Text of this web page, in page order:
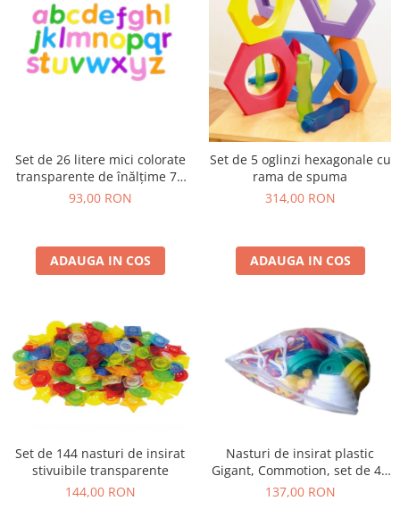
Set de 26 litere mici colorate
transparente de înălțime 70
mm, TickiT
93,00 RON
ADAUGA IN COS
Set de 5 oglinzi hexagonale cu
rama de spuma
314,00 RON
ADAUGA IN COS
Set de 144 nasturi de insirat
stivuibile transparente
144,00 RON
Nasturi de insirat plastic
Gigant, Commotion, set de 44
bucati, multicolor
137,00 RON